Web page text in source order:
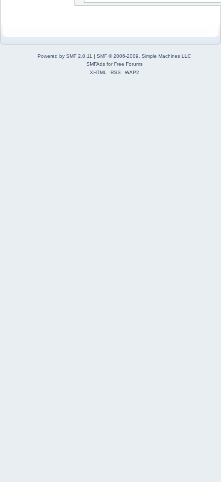
Powered by SMF 2.0.11 | SMF © 2006-2009, Simple Machines LLC
SMFAdsforFree Forums
XHTML
RSS WAP2